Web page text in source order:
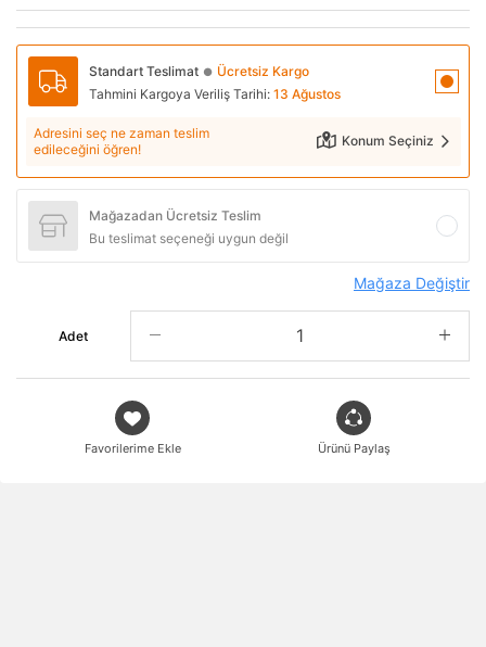
Standart Teslimat ● Ücretsiz Kargo
Tahmini Kargoya Veriliş Tarihi: 13 Ağustos
Adresini seç ne zaman teslim
edileceğini öğren!
Konum Seçiniz
Mağazadan Ücretsiz Teslim
Bu teslimat seçeneği uygun değil
Mağaza Değiştir
Adet
Favorilerime Ekle Ürünü Paylaş